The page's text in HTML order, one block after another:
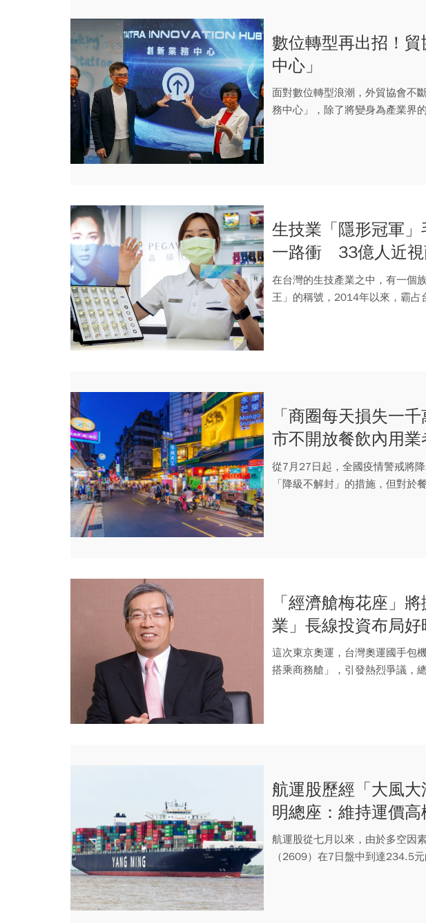
數位轉型再出招！
中心」
面對數位轉型浪潮，外貿協會不
務中心」，除了將變身為產業界
生技業「隱形冠軍
一路衝 33億人近視
看俏
在台灣的生技產業之中，有一個
王」的稱號，2014年以來，霸占
「商圈每天損失一
市不開放餐飲內用
市府逐步、有條件開
從7月27日起，全國疫情警戒將
「降級不解封」的措施，但對於
「經濟艙梅花座」
業」長線投資布局好
這次東京奧運，台灣奧運國手包
搭乘商務艙」，引發熱烈爭議，
航運股歷經「大風
明總座：維持運價
航運股從七月以來，由於多空因
（2609）在7日盤中到達234.5